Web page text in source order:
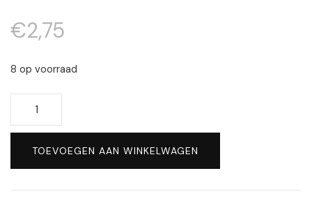
€2,75
8 op voorraad
musthave
Rosé
TOEVOEGEN AAN WINKELWAGEN